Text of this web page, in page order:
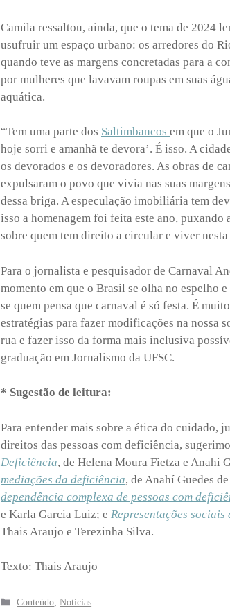
Camila ressaltou, ainda, que o tema de 2024
usufruir um espaço urbano: os arredores do
quando teve as margens concretadas para a
por mulheres que lavavam roupas em suas
aquática.
“Tem uma parte dos Saltimbancos em que o
hoje sorri e amanhã te devora’. É isso. A
os devorados e os devoradores. As obras de
expulsaram o povo que vivia nas suas
dessa briga. A especulação imobiliária tem
isso a homenagem foi feita este ano,
sobre quem tem direito a circular e viver nesta
Para o jornalista e pesquisador de Carnaval
momento em que o Brasil se olha no espelho
se quem pensa que carnaval é só festa. É
estratégias para fazer modificações na nossa
rua e fazer isso da forma mais inclusiva
graduação em Jornalismo da UFSC.
* Sugestão de leitura:
Para entender mais sobre a ética do cuidado,
direitos das pessoas com deficiência,
Deficiência, de Helena Moura Fietza e Anahi
mediações da deficiência, de Anahí Guedes
dependência complexa de pessoas com
e Karla Garcia Luiz; e Representações
Thais Araujo e Terezinha Silva.
Texto: Thais Araujo
Categorias
Conteúdo,Notícias